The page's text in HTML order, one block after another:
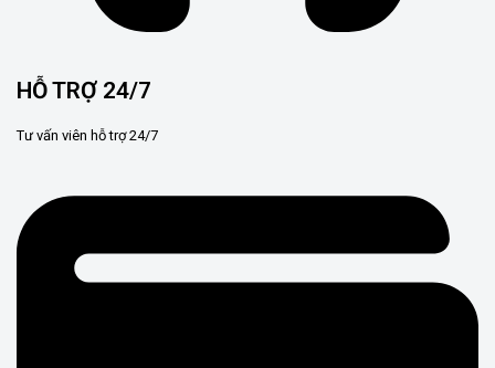
HỖ TRỢ 24/7
Tư vấn viên hỗ trợ 24/7